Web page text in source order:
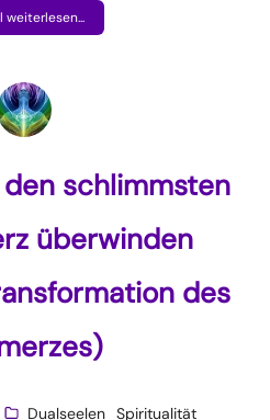
weiterlesen...
schlimmsten
überwinden
des
Dualseelen Spiritualität